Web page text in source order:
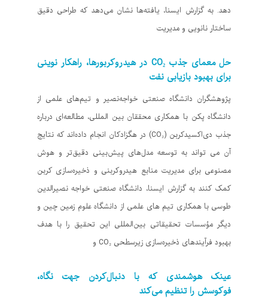
دهد. به گزارش ایسنا، یافته‌ها نشان می‌دهد که طراحی دقیق
ساختار نانویی و مدیریت
حل معمای جذب CO₂ در هیدروکربورها، راهکار نوینی
برای بهبود بازیابی نفت
پژوهشگران دانشگاه صنعتی خواجه‌نصیر و تیم‌های علمی از
دانشگاه پکن با همکاری محققان بین المللی، مطالعه‌ای درباره
جذب دی‌اکسیدکربن (CO₂) در هگزادکان انجام داده‌اند که نتایج
آن می تواند به توسعه مدل‌های پیش‌بینی دقیق‌تر و هوش
مصنوعی برای مدیریت منابع هیدروکربنی و ذخیره‌سازی کربن
کمک کنند به گزارش ایسنا، دانشگاه صنعتی خواجه نصیرالدین
طوسی با همکاری تیم های علمی از دانشگاه علوم زمین چین و
دیگر مؤسسات تحقیقاتی بین‌المللی این تحقیق را با هدف
بهبود فرآیندهای ذخیره‌سازی زیرسطحی CO₂ و
عینک هوشمندی که با دنبال‌کردن جهت نگاه،
فوکوسش را تنظیم می‌کند